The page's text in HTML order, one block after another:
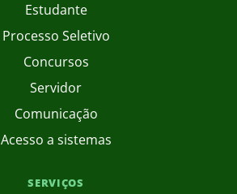
Estudante
Processo Seletivo
Concursos
Servidor
Comunicação
Acesso a sistemas
SERVIÇOS